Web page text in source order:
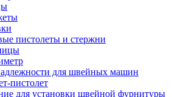
пистолеты и стержни
для швейных машин
пистолет
для установки швейной фурнитуры